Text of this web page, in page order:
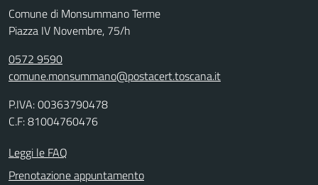
Comune di Monsummano Terme
Piazza IV Novembre, 75/h
0572 9590
comune.monsummano@postacert.toscana.it
P.IVA: 00363790478
C.F: 81004760476
Leggi le FAQ
Prenotazione appuntamento